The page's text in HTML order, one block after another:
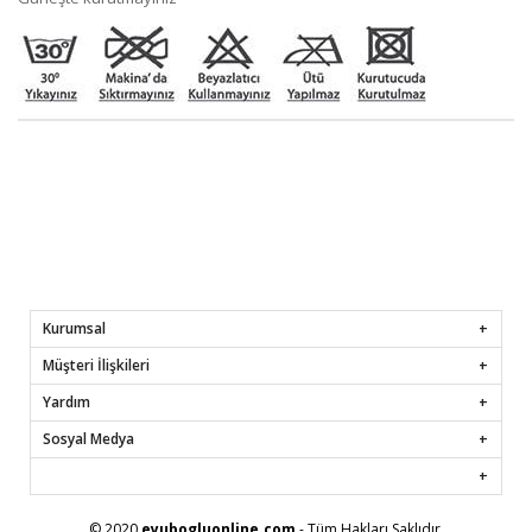
Kurumsal
Müşteri İlişkileri
Yardım
Sosyal Medya